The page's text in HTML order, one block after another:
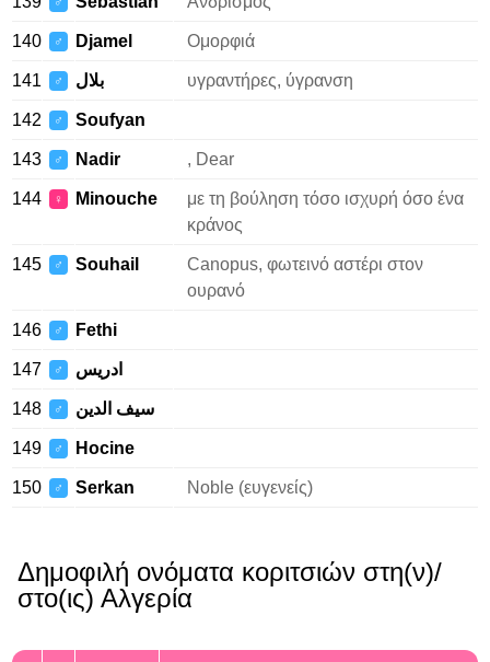
140 ♂ Djamel Ομορφιά
141 ♂ بلال υγραντήρες, ύγρανση
142 ♂ Soufyan
143 ♂ Nadir , Dear
144 ♀ Minouche
με τη βούληση τόσο ισχυρή όσο ένα
κράνος
145 ♂ Souhail
Canopus, φωτεινό αστέρι στον
ουρανό
146 ♂ Fethi
147 ♂ ادريس
148 ♂ سيف الدين
149 ♂ Hocine
150 ♂ Serkan Noble (ευγενείς)
Δημοφιλή ονόματα κοριτσιών στη(ν)/
στο(ις) Αλγερία